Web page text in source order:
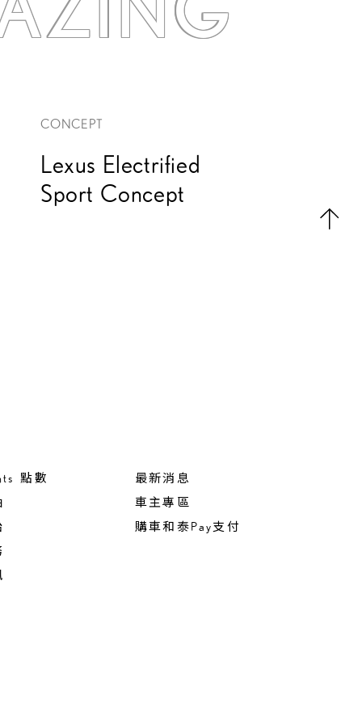
CONCEPT
Lexus Electrified
Sport Concept
點數
最新消息
車主專區
購車和泰Pay支付